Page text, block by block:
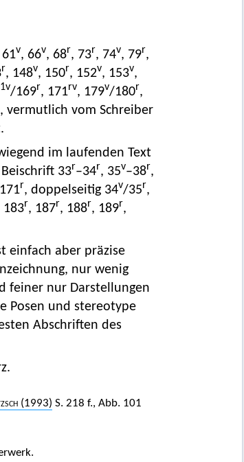
61v, 66v, 68r, 73r, 74v, 79r,
r, 148v, 150r, 152v, 153v,
1v/169r, 171rv, 179v/180r,
vermutlich vom Schreiber
im laufenden Text
33r–34r, 35v–38r,
r, doppelseitig 34v/35r,
183r, 187r, 188r, 189r,
einfach aber präzise
nur wenig
feiner nur Darstellungen
Posen und stereotype
Abschriften des
(1993) S. 218 f., Abb. 101